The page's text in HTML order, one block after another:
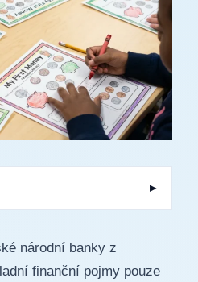
národní banky z
finanční pojmy pouze